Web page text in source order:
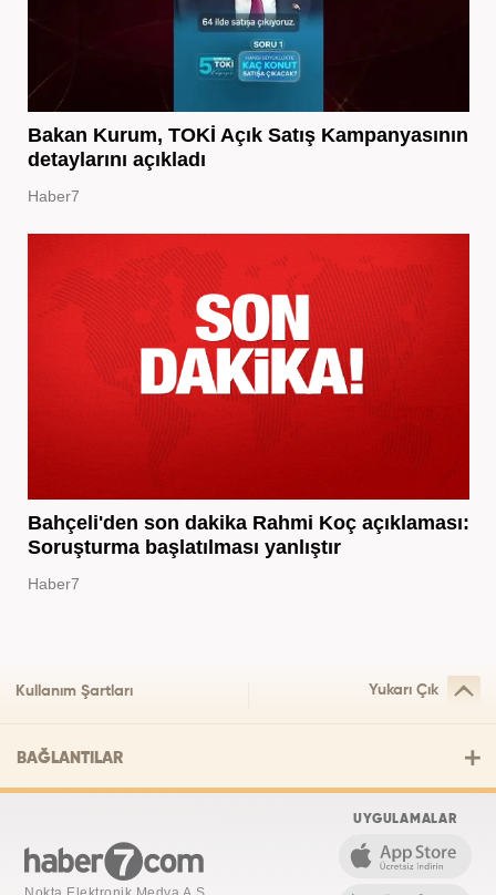
Bakan Kurum, TOKİ Açık Satış Kampanyasının
detaylarını açıkladı
Haber7
Bahçeli'den son dakika Rahmi Koç açıklaması:
Soruşturma başlatılması yanlıştır
Haber7
Kullanım Şartları Yukarı Çık
BAĞLANTILAR
UYGULAMALAR